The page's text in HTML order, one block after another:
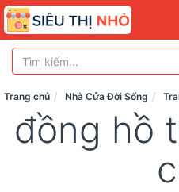
Trang chủ Nhà Cửa Đời Sống
đồng hồ